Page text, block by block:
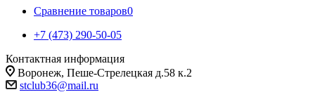
Сравнение товаров0
+7 (473) 290-50-05
Контактная информация
Воронеж, Пеше-Стрелецкая д.58 к.2
stclub36@mail.ru